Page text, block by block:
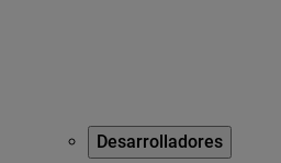
Desarrolladores